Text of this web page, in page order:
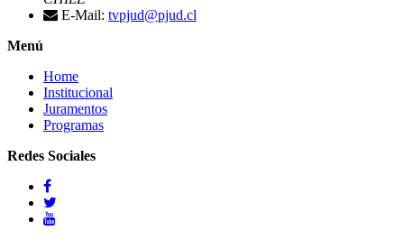
E-Mail: tvpjud@pjud.cl
Menú
Home
Institucional
Juramentos
Programas
Redes Sociales